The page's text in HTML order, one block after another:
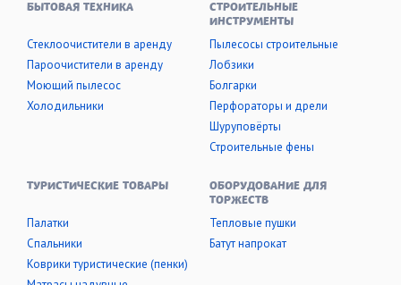
БЫТОВАЯ ТЕХНИКА
Стеклоочистители в аренду
Пароочистители в аренду
Моющий пылесос
Холодильники
СТРОИТЕЛЬНЫЕ
ИНСТРУМЕНТЫ
Пылесосы строительные
Лобзики
Болгарки
Перфораторы и дрели
Шуруповёрты
Строительные фены
ТУРИСТИЧЕСКИЕ ТОВАРЫ
Палатки
Cпальники
Коврики туристические (пенки)
ОБОРУДОВАНИЕ ДЛЯ
ТОРЖЕСТВ
Тепловые пушки
Батут напрокат